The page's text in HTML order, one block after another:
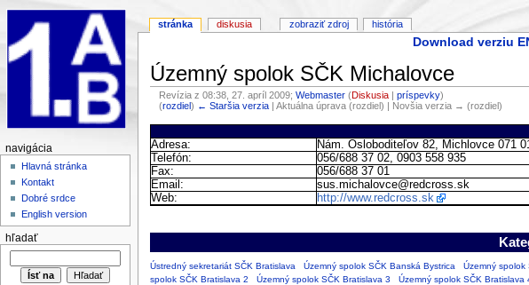
Download verziu
Územný spolok SČK Michalovce
Revízia z 08:38, 27. apríl 2009;Webmaster (Diskusia |príspevky)
(rozdiel) ← Staršia verzia | Aktuálna úprava (rozdiel) | Novšia verzia → (rozdiel)
Adresa:
Nám. Osloboditeľov 82, Michlovce 071 01
Telefón:
056/688 37 02, 0903 558 935
Fax:
056/688 37 01
Email:
sus.michalovce@redcross.sk
Web:
http://www.redcross.sk
Ústredný sekretariát SČK Bratislava Územný spolok SČK Banská Bystrica Územný spolok
spolok SČK Bratislava 2
Územný spolok SČK Bratislava 3 Územný spolok SČK Bratislava
stránka diskusia zobraziť zdroj história
navigácia
Hlavná stránka
Kontakt
Dobré srdce
English version
hľadať